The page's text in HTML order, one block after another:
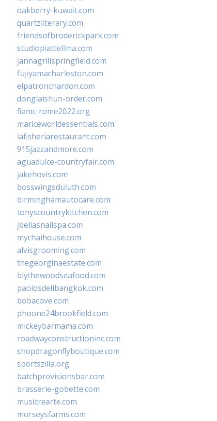
oakberry-kuwait.com
quartzliterary.com
friendsofbroderickpark.com
studiopiattellina.com
jannagrillspringfield.com
fujiyamacharleston.com
elpatronchardon.com
donglaishun-order.com
fiamc-rome2022.org
mariceworldessentials.com
lafisheriarestaurant.com
915jazzandmore.com
aguadulce-countryfair.com
jakehovis.com
bosswingsduluth.com
birminghamautocare.com
tonyscountrykitchen.com
jbellasnailspa.com
mychaihouse.com
alvisgrooming.com
thegeorginaestate.com
blythewoodseafood.com
paolosdelibangkok.com
bobacove.com
phoone24brookfield.com
mickeybarmama.com
roadwayconstructioninc.com
shopdragonflyboutique.com
sportszilla.org
batchprovisionsbar.com
brasserie-gobette.com
musicrearte.com
morseysfarms.com